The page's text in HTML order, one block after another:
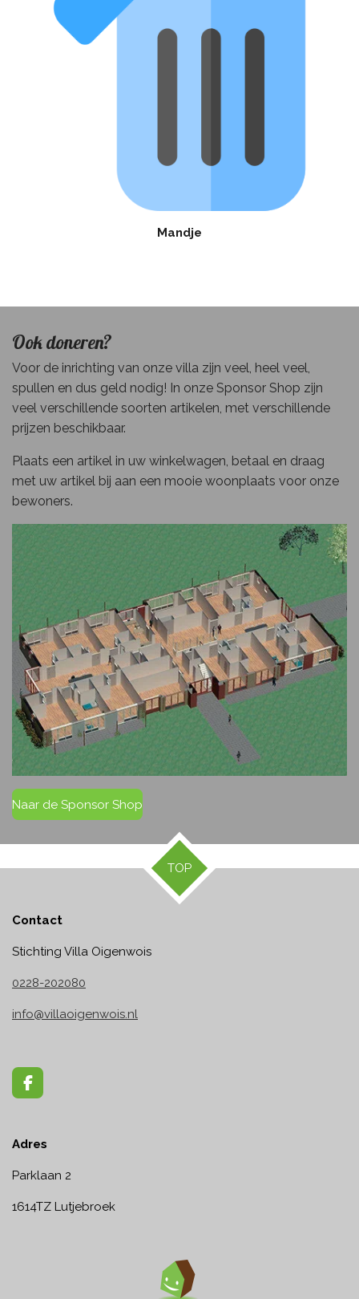
Mandje
Ook doneren?
Voor de inrichting van onze villa zijn veel, heel veel,
spullen en dus geld nodig! In onze Sponsor Shop zijn
veel verschillende soorten artikelen, met verschillende
prijzen beschikbaar.
Plaats een artikel in uw winkelwagen, betaal en draag
met uw artikel bij aan een mooie woonplaats voor onze
bewoners.
Naar de Sponsor Shop
TOP
Contact
Stichting Villa Oigenwois
0228-202080
info@villaoigenwois.nl
F
a
b
o
Adres
Parklaan 2
1614TZ Lutjebroek